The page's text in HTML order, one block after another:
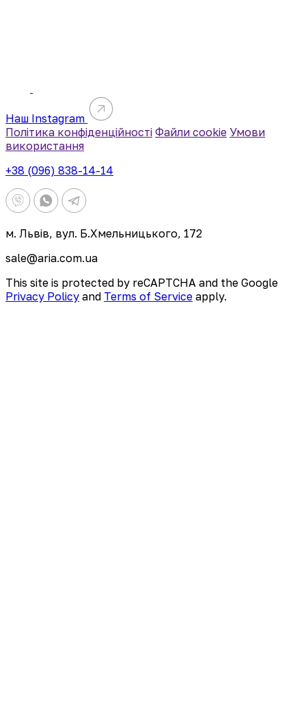
Наш Instagram
Політика конфіденційності Файли cookie Умови
використання
+38 (096) 838-14-14
м. Львів, вул. Б.Хмельницького, 172
sale@aria.com.ua
This site is protected by reCAPTCHA and the Google
Privacy Policy and Terms of Service apply.